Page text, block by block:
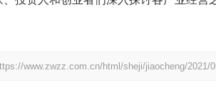
www.zwzz.com.cn/html/sheji/jiaocheng/2021/